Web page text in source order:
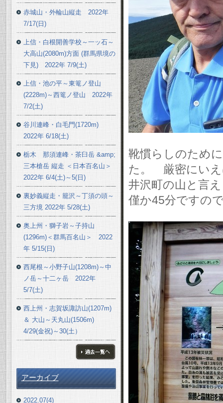
靴慣らしのため
た。 厳密にいえ
井沢町の山と言
僅か45分ですの
赤城山・外輪山縦走 2022年
7/17(日)
上信・白根開善学校～一ッ石～
大高山(2080m)方面 (群馬県境の
下見) 2022年 7/9(土)
上信・池の平～東篭ノ登山
(2228m)～西篭ノ登山 2022年
7/2(土)
谷川連峰・白毛門(1720m)
2022年 6/18(土)
栃木 那須連峰・茶臼岳 &amp;
三本槍岳 縦走 ＜日本百名山＞
2022年 6/4(土)～5(日)
裏妙義縦走・籠沢～丁須の頭～
三方境 2022年 5/28(土)
奥上州・獅子岩～子持山
(1296m)＜群馬百名山＞ 2022
年 5/15(日)
西尾根～小野子山(1208m)～中
ノ岳～十二ヶ岳 2022年
5/7(土)
西上州・志賀坂諏訪山(1207m)
＆ 大山～天丸山(1506m)
4/29(金祝)～30(土）
アーカイブ
2022.07(4)